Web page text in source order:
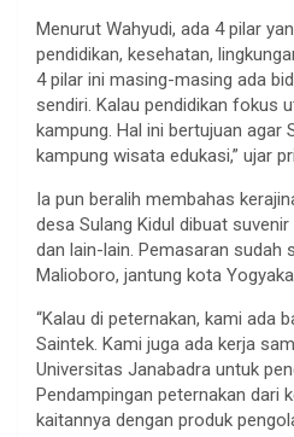
Menurut Wahyudi, ada 4 pilar
pendidikan, kesehatan,
4 pilar ini masing-masing ada
sendiri. Kalau pendidikan fokus
kampung. Hal ini bertujuan agar
kampung wisata edukasi,” ujar
Ia pun beralih membahas
desa Sulang Kidul dibuat
dan lain-lain. Pemasaran sudah
Malioboro, jantung kota
“Kalau di peternakan, kami ada
Saintek. Kami juga ada kerja
Universitas Janabadra untuk
Pendampingan peternakan dari
kaitannya dengan produk